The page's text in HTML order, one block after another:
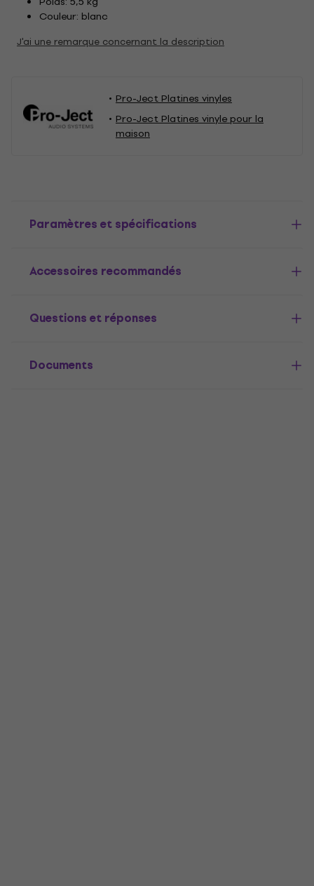
Couleur: blanc
J'ai une remarque concernant la description
Pro-Ject Platines vinyles
Pro-Ject Platines vinyle pour la
maison
Paramètres et spécifications
Accessoires recommandés
Questions et réponses
Documents